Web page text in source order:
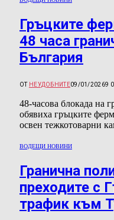
Гръцките
48 часа
България
ОТ НЕУДОБНИТЕ09/01/20269
48-часова блокада на
обявиха гръцките
освен тежкотоварни
ВОДЕЩИ НОВИНИ
Гранична
преходите с
трафик към